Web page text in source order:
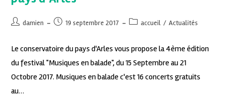
damien 19 septembre 2017 accueil / Actualités
Le conservatoire du pays d'Arles vous propose la 4ème édition
du festival "Musiques en balade", du 15 Septembre au 21
Octobre 2017. Musiques en balade c'est 16 concerts gratuits
au…